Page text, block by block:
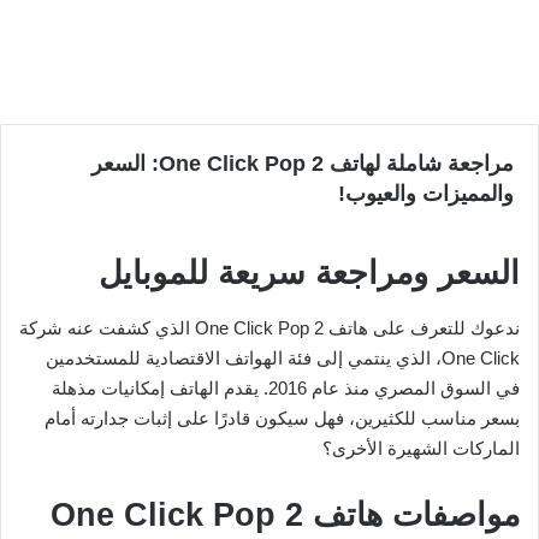
مراجعة شاملة لهاتف One Click Pop 2: السعر
والمميزات والعيوب!
السعر ومراجعة سريعة للموبايل
ندعوك للتعرف على هاتف One Click Pop 2 الذي كشفت عنه شركة
One Click، الذي ينتمي إلى فئة الهواتف الاقتصادية للمستخدمين
في السوق المصري منذ عام 2016. يقدم الهاتف إمكانيات مذهلة
بسعر مناسب للكثيرين، فهل سيكون قادرًا على إثبات جدارته أمام
الماركات الشهيرة الأخرى؟
مواصفات هاتف One Click Pop 2